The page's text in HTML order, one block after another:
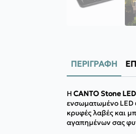
ΠΕΡΙΓΡΑΦΉ
ΗCANTO Stone LED
ενσωματωμένο LED
κρυφές λαβές και
αγαπημένων σας